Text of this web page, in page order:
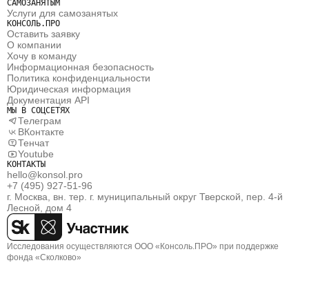
САМОЗАНЯТЫМ
Услуги для самозанятых
КОНСОЛЬ.ПРО
Оставить заявку
О компании
Хочу в команду
Информационная безопасность
Политика конфиденциальности
Юридическая информация
Документация API
МЫ В СОЦСЕТЯХ
Телеграм
ВКонтакте
Тенчат
Youtube
КОНТАКТЫ
hello@konsol.pro
+7 (495) 927-51-96
г. Москва, вн. тер. г. муниципальный округ Тверской, пер. 4-й
Лесной, дом 4
Исследования осуществляются ООО «Консоль.ПРО» при поддержке
фонда «Сколково»